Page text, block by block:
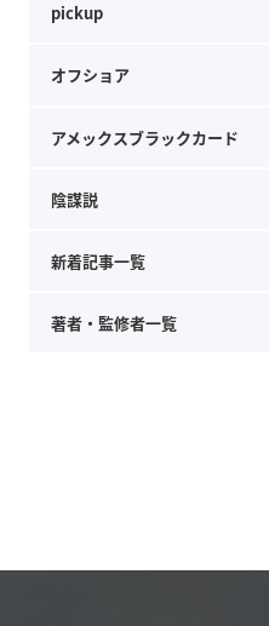
pickup
オフショア
アメックスブラックカード
陰謀説
新着記事一覧
著者・監修者一覧